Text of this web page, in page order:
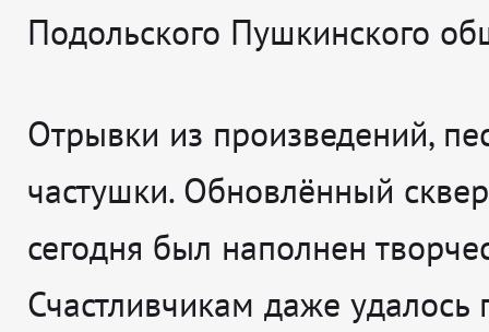
Подольского Пушкинского
Отрывки из произведений,
частушки. Обновлённый
сегодня был наполнен
Счастливчикам даже удалось